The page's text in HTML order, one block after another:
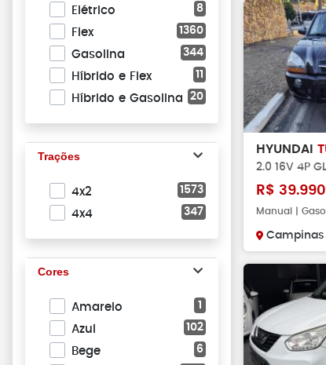
8
Elétrico
1360
Flex
344
Gasolina
11
Híbrido e Flex
20
Híbrido e Gasolina
Trações
1573
4x2
347
4x4
Cores
1
Amarelo
102
Azul
6
Bege
HYUNDAI
2.0 16V 4P
R$ 39.990
Manual |
Campinas